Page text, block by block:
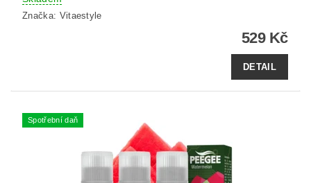
Značka: Vitaestyle
529 Kč
DETAIL
Spotřební daň